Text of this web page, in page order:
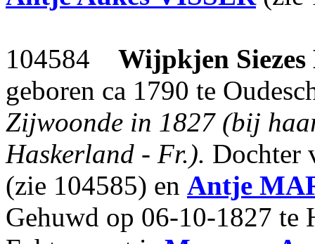
104584 Wijpkjen Siezes
geboren ca 1790 te
Zijwoonde in 1827 (bij
Haskerland - Fr.). Dochter
(zie 104585) en Antje
Gehuwd op 06-10-1827 te